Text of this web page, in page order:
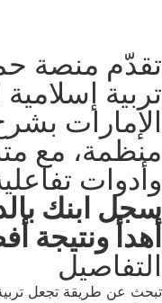
تقدّم منصة
تربية
الإمارات
منظمة، مع
وأدوات
سجل ابنك
أهدأ ونتيجة
التفاصيل
تبحث عن طريقة تجعل